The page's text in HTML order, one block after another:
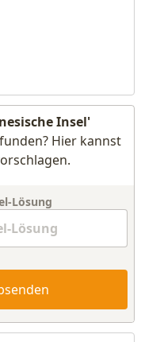
Insel'
Hier kannst
Lösung